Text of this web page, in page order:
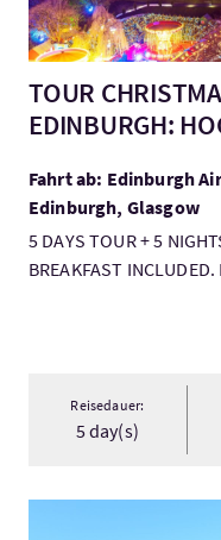
TOUR
EDINBURGH:
Fahrt ab: Edinburgh
Edinburgh, Glasgow
5 DAYS TOUR + 5
BREAKFAST INCLUDED.
Reisedauer:
5 day(s)